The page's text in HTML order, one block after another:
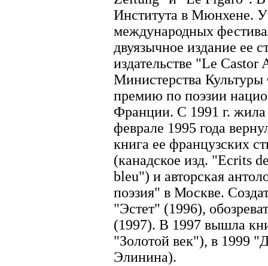
Института в Мюнхене.
международных
двуязычное издание ее
издательстве "Le
Министерства
премию по поэзии
Франции. C 1991 г.
феврале 1995 года
книга ее французских
(канадское изд. "Ecrits
bleu") и авторская
поэзия" в Москве.
"Эстет" (1996),
(1997). В 1997 вышла
"Золотой век"), в 1999
Элинина).